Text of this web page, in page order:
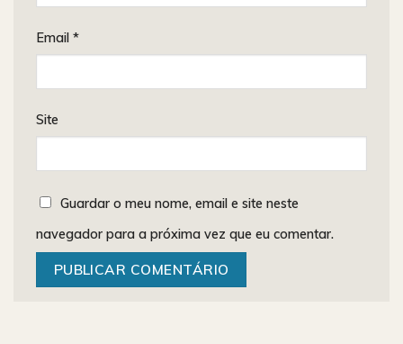
Email *
Site
Guardar o meu nome, email e site neste
navegador para a próxima vez que eu comentar.